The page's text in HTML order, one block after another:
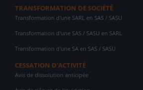
TRANSFORMATION DE SOCIÉTÉ
Transformation d'une SARL en SAS / SASU
Transformation d'une SAS / SASU en SARL
Transformation d'une SA en SAS / SASU
CESSATION D'ACTIVITÉ
Avis de dissolution anticipée